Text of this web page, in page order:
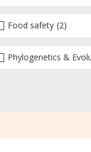
Food safety (2)
Phylogenetics &